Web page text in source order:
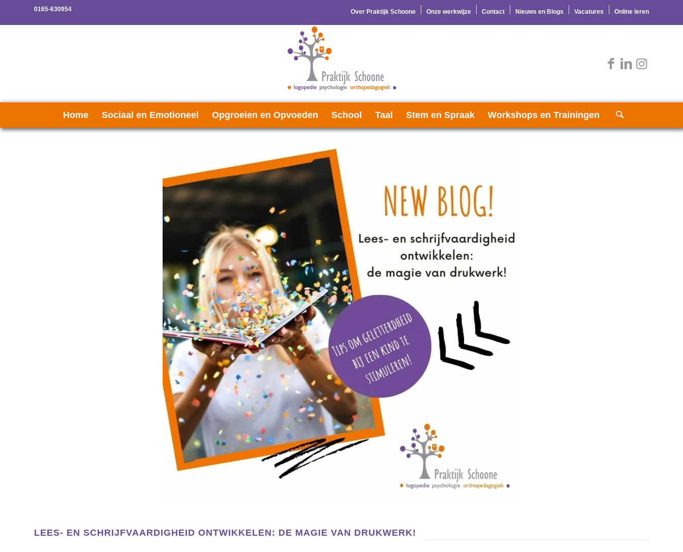
Over Praktijk Schoone Onze werkwijze Contact Nieuws en Blogs Vacatures Online leren
0165-630954
Home Sociaal en Emotioneel Opgroeien en Opvoeden School Taal Stem en Spraak Workshops en Trainingen
LEES- EN SCHRIJFVAARDIGHEID ONTWIKKELEN: DE MAGIE VAN DRUKWERK!